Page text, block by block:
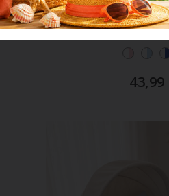
Coordinato Culla
43,99